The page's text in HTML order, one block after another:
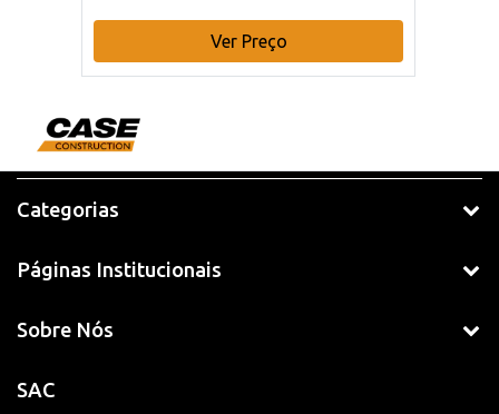
Ver Preço
Categorias
Páginas Institucionais
Sobre Nós
SAC